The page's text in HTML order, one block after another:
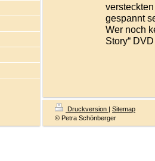
gespannt
Wer noch
Story“
Druckversion | Sitemap
© Petra Schönberger